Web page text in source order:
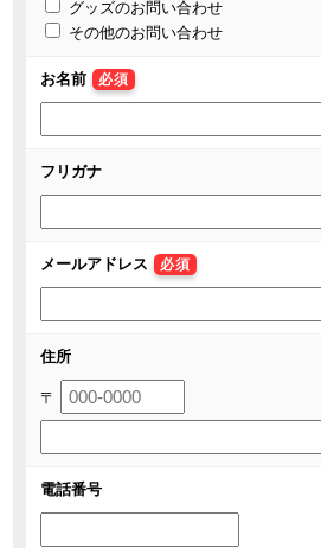
グッズのお問い合わせ
その他のお問い合わせ
お名前 必須
フリガナ
メールアドレス 必須
住所
〒
電話番号